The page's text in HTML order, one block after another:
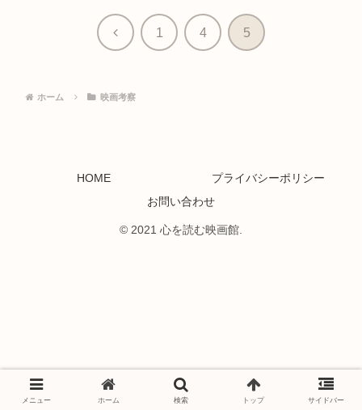
前 1 4 5
ホーム 映画考察
HOME
プライバシーポリシー
お問い合わせ
© 2021 心を読む映画館.
メニュー ホーム 検索 トップ サイドバー